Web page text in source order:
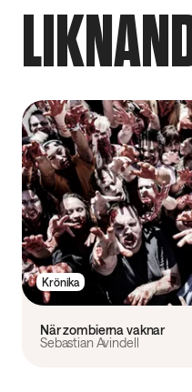
Krönika
När zombierna vaknar
Sebastian Avindell